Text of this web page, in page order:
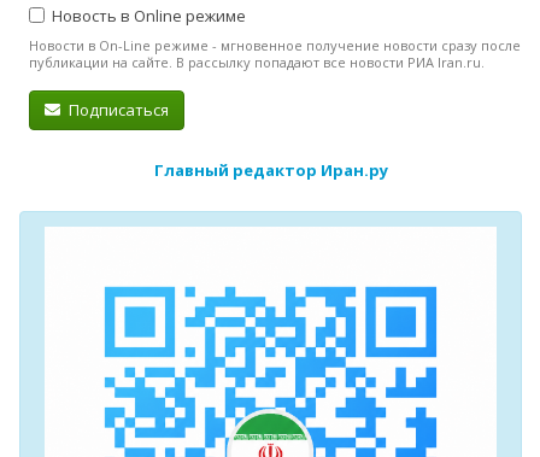
Новость в Online режиме
Новости в On-Line режиме - мгновенное получение новости сразу после
публикации на сайте. В рассылку попадают все новости РИА Iran.ru.
Подписаться
Главный редактор Иран.ру